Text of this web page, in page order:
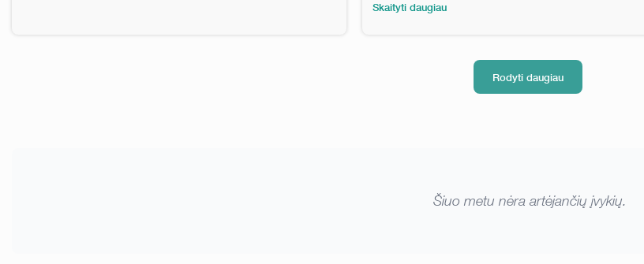
Skaityti daugiau
Rodyti daugiau
Šiuo metu nėra artėjančių įvykių.